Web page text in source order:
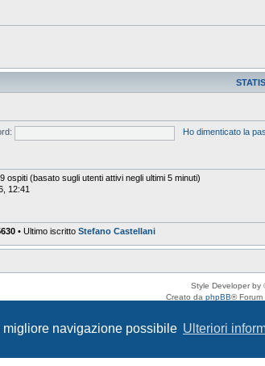
navigazione possibile Ulteriori
Ho dimenticato la
(basato sugli utenti attivi negli ultimi 5 minuti)
12:41
• Ultimo iscritto Stefano Castellani
Style Developer by
Creato da phpBB® Forum
Privacy|